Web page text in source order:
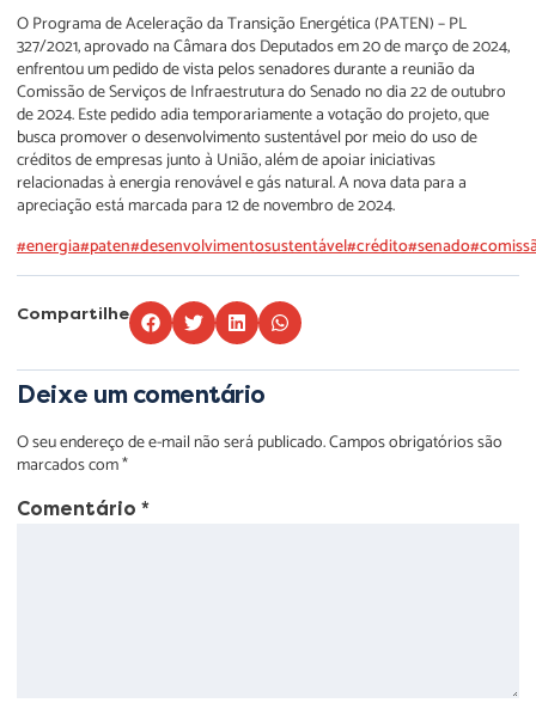
O Programa de Aceleração da Transição Energética (PATEN) – PL
327/2021, aprovado na Câmara dos Deputados em 20 de março de 2024,
enfrentou um pedido de vista pelos senadores durante a reunião da
Comissão de Serviços de Infraestrutura do Senado no dia 22 de outubro
de 2024. Este pedido adia temporariamente a votação do projeto, que
busca promover o desenvolvimento sustentável por meio do uso de
créditos de empresas junto à União, além de apoiar iniciativas
relacionadas à energia renovável e gás natural. A nova data para a
apreciação está marcada para 12 de novembro de 2024.
#energia#paten#desenvolvimentosustentável#crédito#senado
Compartilhe
Deixe um comentário
O seu endereço de e-mail não será publicado.Campos obrigatórios são
marcados com*
Comentário *